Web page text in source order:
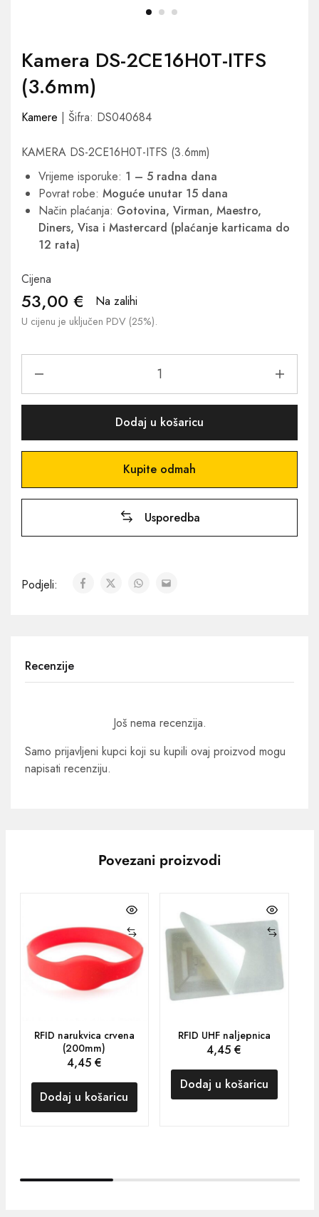
Kamera DS-2CE16H0T-ITFS
(3.6mm)
Kamere | Šifra: DS040684
KAMERA DS-2CE16H0T-ITFS (3.6mm)
Vrijeme isporuke: 1 – 5 radna dana
Povrat robe: Moguće unutar 15 dana
Način plaćanja: Gotovina, Virman, Maestro,
Diners, Visa i Mastercard (plaćanje karticama do
12 rata)
Cijena
53,00 € Na zalihi
U cijenu je uključen PDV (25%).
Dodaj u košaricu
Kupite odmah
Usporedba
Podjeli:
Recenzije
Još nema recenzija.
Samo prijavljeni kupci koji su kupili ovaj proizvod mogu
napisati recenziju.
Povezani proizvodi
RFID narukvica crvena
(200mm)
4,45 €
Dodaj u košaricu
RFID UHF naljepnica
4,45€
Dodaj u košaricu